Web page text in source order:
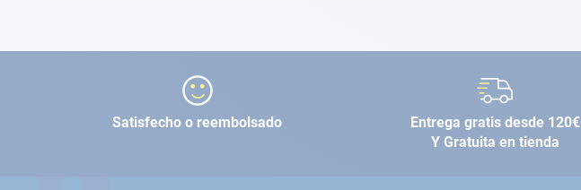
Satisfecho o reembolsado
Entrega gratis desde 120€
Y Gratuita en tienda